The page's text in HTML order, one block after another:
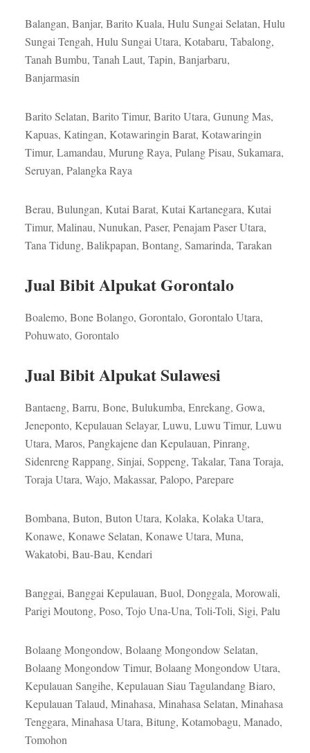
Balangan, Banjar, Barito Kuala, Hulu Sungai Selatan, Hulu
Sungai Tengah, Hulu Sungai Utara, Kotabaru, Tabalong,
Tanah Bumbu, Tanah Laut, Tapin, Banjarbaru,
Banjarmasin
Barito Selatan, Barito Timur, Barito Utara, Gunung Mas,
Kapuas, Katingan, Kotawaringin Barat, Kotawaringin
Timur, Lamandau, Murung Raya, Pulang Pisau, Sukamara,
Seruyan, Palangka Raya
Berau, Bulungan, Kutai Barat, Kutai Kartanegara, Kutai
Timur, Malinau, Nunukan, Paser, Penajam Paser Utara,
Tana Tidung, Balikpapan, Bontang, Samarinda, Tarakan
Jual Bibit Alpukat Gorontalo
Boalemo, Bone Bolango, Gorontalo, Gorontalo Utara,
Pohuwato, Gorontalo
Jual Bibit Alpukat Sulawesi
Bantaeng, Barru, Bone, Bulukumba, Enrekang, Gowa,
Jeneponto, Kepulauan Selayar, Luwu, Luwu Timur, Luwu
Utara, Maros, Pangkajene dan Kepulauan, Pinrang,
Sidenreng Rappang, Sinjai, Soppeng, Takalar, Tana Toraja,
Toraja Utara, Wajo, Makassar, Palopo, Parepare
Bombana, Buton, Buton Utara, Kolaka, Kolaka Utara,
Konawe, Konawe Selatan, Konawe Utara, Muna,
Wakatobi, Bau-Bau, Kendari
Banggai, Banggai Kepulauan, Buol, Donggala, Morowali,
Parigi Moutong, Poso, Tojo Una-Una, Toli-Toli, Sigi, Palu
Bolaang Mongondow, Bolaang Mongondow Selatan,
Bolaang Mongondow Timur, Bolaang Mongondow Utara,
Kepulauan Sangihe, Kepulauan Siau Tagulandang Biaro,
Kepulauan Talaud, Minahasa, Minahasa Selatan, Minahasa
Tenggara, Minahasa Utara, Bitung, Kotamobagu, Manado,
Tomohon